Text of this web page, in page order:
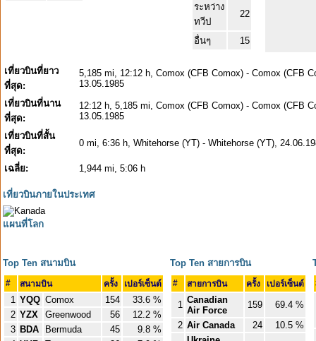
ระหว่าง
ทวีป
22
อื่นๆ 15
เที่ยวบินที่ยาว
ที่สุด:
5,185 mi, 12:12 h, Comox (CFB Comox) - Comox (CFB
13.05.1985
เที่ยวบินที่นาน
ที่สุด:
12:12 h, 5,185 mi, Comox (CFB Comox) - Comox (CFB
13.05.1985
เที่ยวบินที่สั้น
ที่สุด:
0 mi, 6:36 h, Whitehorse (YT) - Whitehorse (YT),
เฉลี่ย: 1,944 mi, 5:06 h
เที่ยวบินภายในประเทศ
แผนที่โลก
Top Ten สนามบิน
# สนามบิน ครั้ง เปอร์เซ็นต์
1 YQQ Comox 154
33.6 %
2 YZX Greenwood 56
12.2 %
3 BDA Bermuda 45
9.8 %
Top Ten สายการบิน
# สายการบิน ครั้ง เปอร์เซ็นต์
1 Canadian
Air Force
159
69.4 %
2 Air Canada 24 10.5 %